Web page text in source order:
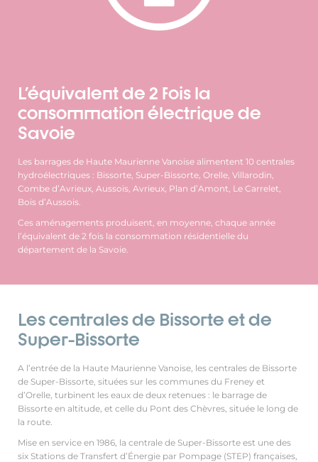
L'équivalent de 2 fois la
consommation électrique de
Savoie
Les barrages de Haute Maurienne Vanoise alimentent 10 centrales
hydroélectriques : Bissorte, Super-Bissorte, Orelle, Villarodin,
Combe d’Avrieux, Aussois, Avrieux, Plan d’Amont, Le Carrelet,
Bois d’Aussois.
Ces aménagements produisent, en moyenne, chaque année
l’équivalent de 2 fois la consommation résidentielle du
département de la Savoie.
Les centrales de Bissorte et de
Super-Bissorte
A l’entrée de la Haute Maurienne Vanoise, les centrales de Bissorte
de Super-Bissorte, situées sur les communes du Freney et
d’Orelle, turbinent les eaux de deux retenues : le barrage de
Bissorte en altitude, et celle du Pont des Chèvres, située le long de
la route.
Mise en service en 1986, la centrale de Super-Bissorte est une des
six Stations de Transfert d’Énergie par Pompage (STEP) françaises,